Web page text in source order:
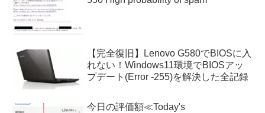
【完全復旧】Lenovo G580でBIOSに入
れない！Windows11環境でBIOSアッ
プデート(Error -255)を解決した全記録
今日の評価額≪Today's